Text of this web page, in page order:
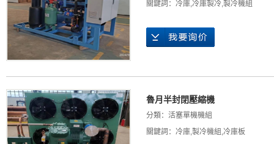
關鍵詞： 冷庫,冷庫製冷,製冷機組
魯月半封閉壓縮機
分類： 活塞單機機組
關鍵詞： 冷庫,製冷機組 ,冷庫板